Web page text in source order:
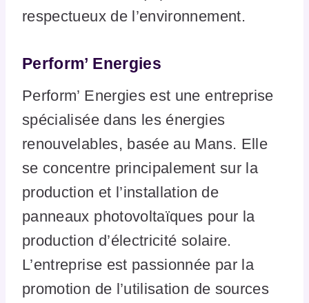
respectueux de l’environnement.
Perform’ Energies
Perform’ Energies est une entreprise
spécialisée dans les énergies
renouvelables, basée au Mans. Elle
se concentre principalement sur la
production et l’installation de
panneaux photovoltaïques pour la
production d’électricité solaire.
L’entreprise est passionnée par la
promotion de l’utilisation de sources